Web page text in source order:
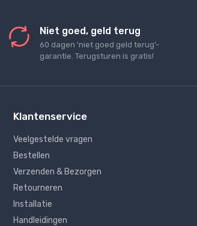
Niet goed, geld terug
60 dagen 'niet goed geld terug'-
garantie. Terugsturen is gratis!
Klantenservice
Veelgestelde vragen
Bestellen
Verzenden & Bezorgen
Retourneren
Installatie
Handleidingen